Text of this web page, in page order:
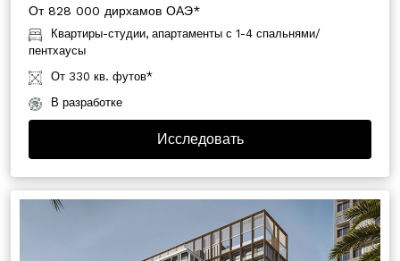
От 828 000 дирхамов ОАЭ*
Квартиры-студии, апартаменты с 1-4 спальнями/
пентхаусы
От 330 кв. футов*
В разработке
Исследовать